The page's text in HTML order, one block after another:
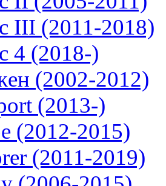
III (2011-2018)
4 (2018-)
(2002-2012)
(2013-)
(2012-2015)
(2011-2019)